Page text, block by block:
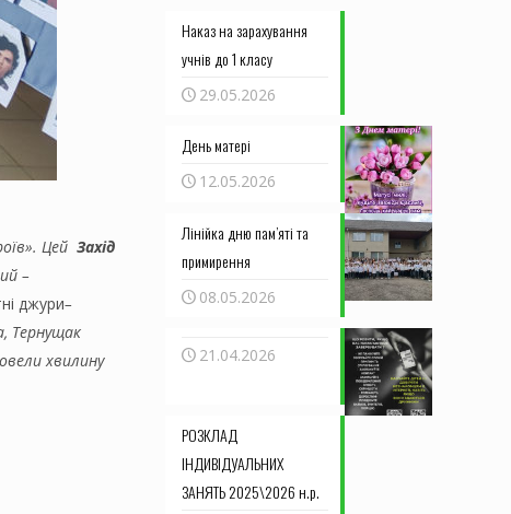
Цей Захід
–
джури–
Тернущак
хвилину
Соціально-психологічна
служба
Ресурси для безкоштовної
дистанційної онлайн-освіти
Наказ на зарахування
учнів до 1 класу
29.05.2026
День матері
12.05.2026
Лінійка дню пам’яті та
примирення
08.05.2026
21.04.2026
РОЗКЛАД
ІНДИВІДУАЛЬНИХ
ЗАНЯТЬ 2025\2026 н.р.